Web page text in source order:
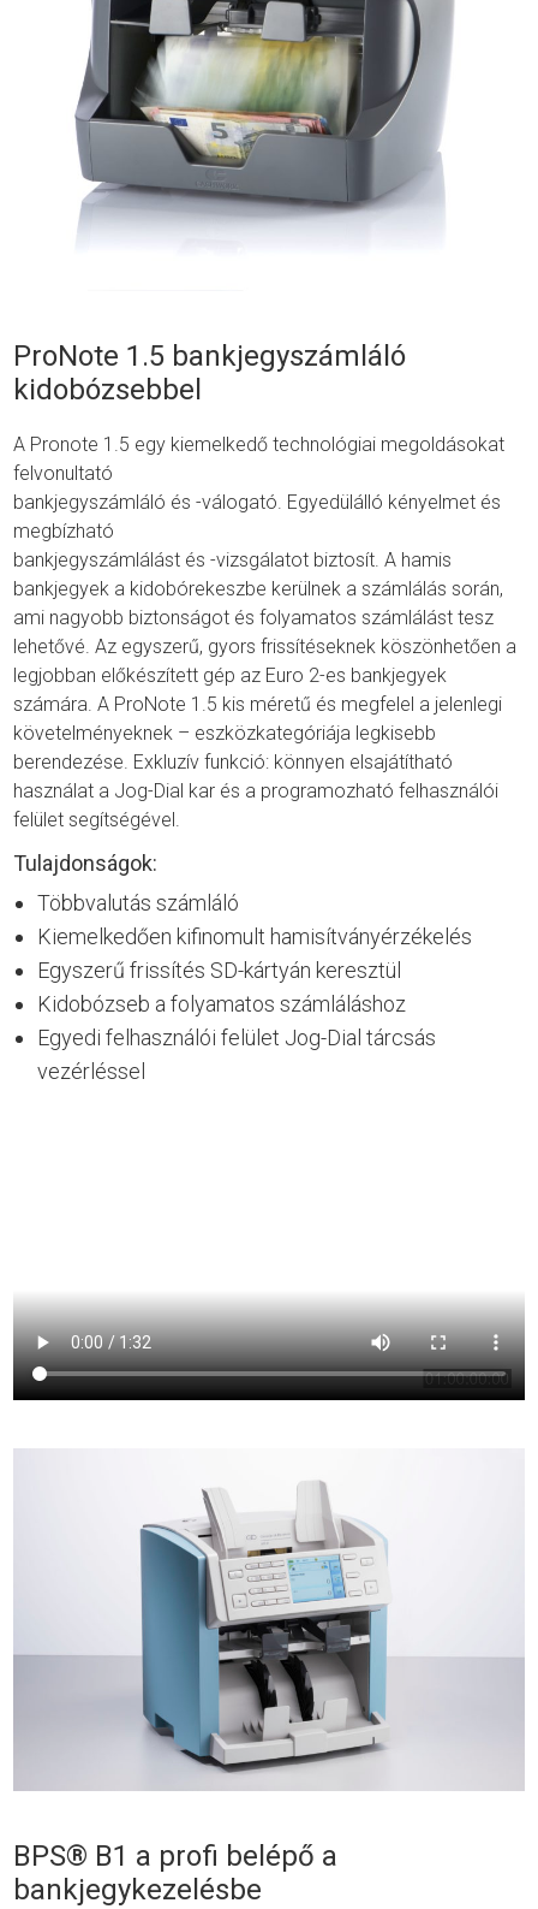
ProNote 1.5 bankjegyszámláló
kidobózsebbel
A Pronote 1.5 egy kiemelkedő technológiai megoldásokat
felvonultató
bankjegyszámláló és -válogató. Egyedülálló kényelmet és
megbízható
bankjegyszámlálást és -vizsgálatot biztosít. A hamis
bankjegyek a kidobórekeszbe kerülnek a számlálás során,
ami nagyobb biztonságot és folyamatos számlálást tesz
lehetővé. Az egyszerű, gyors frissítéseknek köszönhetően a
legjobban előkészített gép az Euro 2-es bankjegyek
számára. A ProNote 1.5 kis méretű és megfelel a jelenlegi
követelményeknek – eszközkategóriája legkisebb
berendezése. Exkluzív funkció: könnyen elsajátítható
használat a Jog-Dial kar és a programozható felhasználói
felület segítségével.
Tulajdonságok:
Többvalutás számláló
Kiemelkedően kifinomult hamisítványérzékelés
Egyszerű frissítés SD-kártyán keresztül
Kidobózseb a folyamatos számláláshoz
Egyedi felhasználói felület Jog-Dial tárcsás
vezérléssel
BPS® B1 a profi belépő a
bankjegykezelésbe